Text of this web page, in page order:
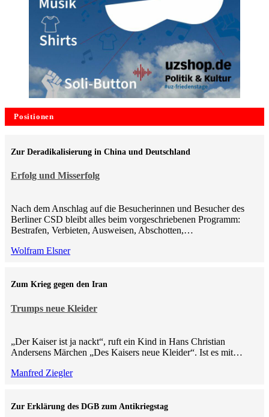
Positionen
Erfolg und Misserfolg
Zur Deradikalisierung in China und Deutschland
Nach dem Anschlag auf die Besucherinnen und Besucher des
Berliner CSD bleibt alles beim vorgeschriebenen Programm:
Bestrafen, Verbieten, Ausweisen, Abschotten,…
Wolfram Elsner
Trumps neue Kleider
Zum Krieg gegen den Iran
„Der Kaiser ist ja nackt“, ruft ein Kind in Hans Christian
Andersens Märchen „Des Kaisers neue Kleider“. Ist es mit…
Manfred Ziegler
Zur Erklärung des DGB zum Antikriegstag